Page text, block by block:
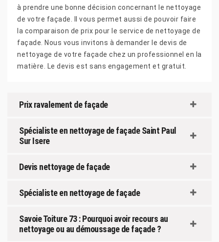
à prendre une bonne décision concernant le nettoyage
de votre façade. Il vous permet aussi de pouvoir faire
la comparaison de prix pour le service de nettoyage de
façade. Nous vous invitons à demander le devis de
nettoyage de votre façade chez un professionnel en la
matière. Le devis est sans engagement et gratuit.
Prix ravalement de façade
Spécialiste en nettoyage de façade Saint Paul
Sur Isere
Devis nettoyage de façade
Spécialiste en nettoyage de façade
Savoie Toiture 73 : Pourquoi avoir recours au
nettoyage ou au démoussage de façade ?